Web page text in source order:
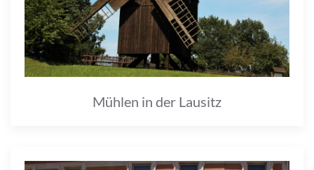
Mühlen in der Lausitz